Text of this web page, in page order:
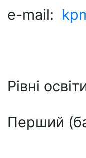
e-mail:
Рівні
Перший